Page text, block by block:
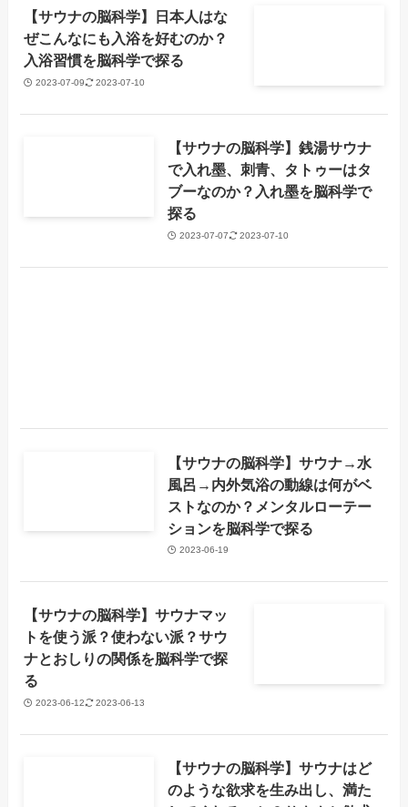
【サウナの脳科学】日本人はな
ぜこんなにも入浴を好むのか？
入浴習慣を脳科学で探る
2023-07-09 2023-07-10
【サウナの脳科学】銭湯サウナ
で入れ墨、刺青、タトゥーはタ
ブーなのか？入れ墨を脳科学で
探る
2023-07-07 2023-07-10
【サウナの脳科学】サウナ→水
風呂→内外気浴の動線は何がベ
ストなのか？メンタルローテー
ションを脳科学で探る
2023-06-19
【サウナの脳科学】サウナマッ
トを使う派？使わない派？サウ
ナとおしりの関係を脳科学で探
る
2023-06-12 2023-06-13
【サウナの脳科学】サウナはど
のような欲求を生み出し、満た